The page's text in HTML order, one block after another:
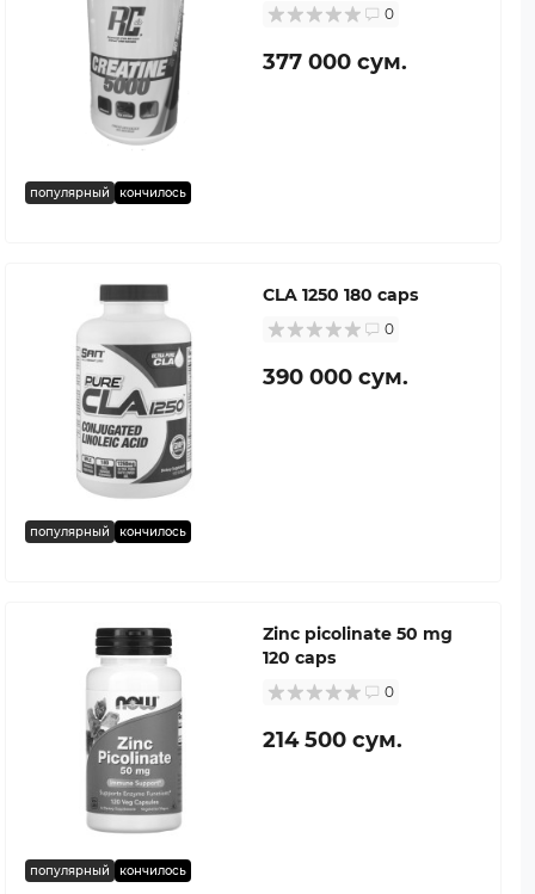
популярный кончилось
0
377 000 сум.
популярный кончилось
CLA 1250 180 caps
0
390 000 сум.
популярный кончилось
Zinc picolinate 50 mg
120 caps
0
214 500 сум.